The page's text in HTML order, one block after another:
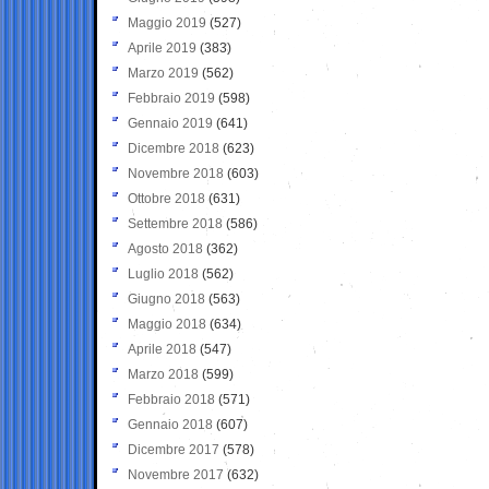
Maggio 2019 (527)
Aprile 2019 (383)
Marzo 2019 (562)
Febbraio 2019 (598)
Gennaio 2019 (641)
Dicembre 2018 (623)
Novembre 2018 (603)
Ottobre 2018 (631)
Settembre 2018 (586)
Agosto 2018 (362)
Luglio 2018 (562)
Giugno 2018 (563)
Maggio 2018 (634)
Aprile 2018 (547)
Marzo 2018 (599)
Febbraio 2018 (571)
Gennaio 2018 (607)
Dicembre 2017 (578)
Novembre 2017 (632)